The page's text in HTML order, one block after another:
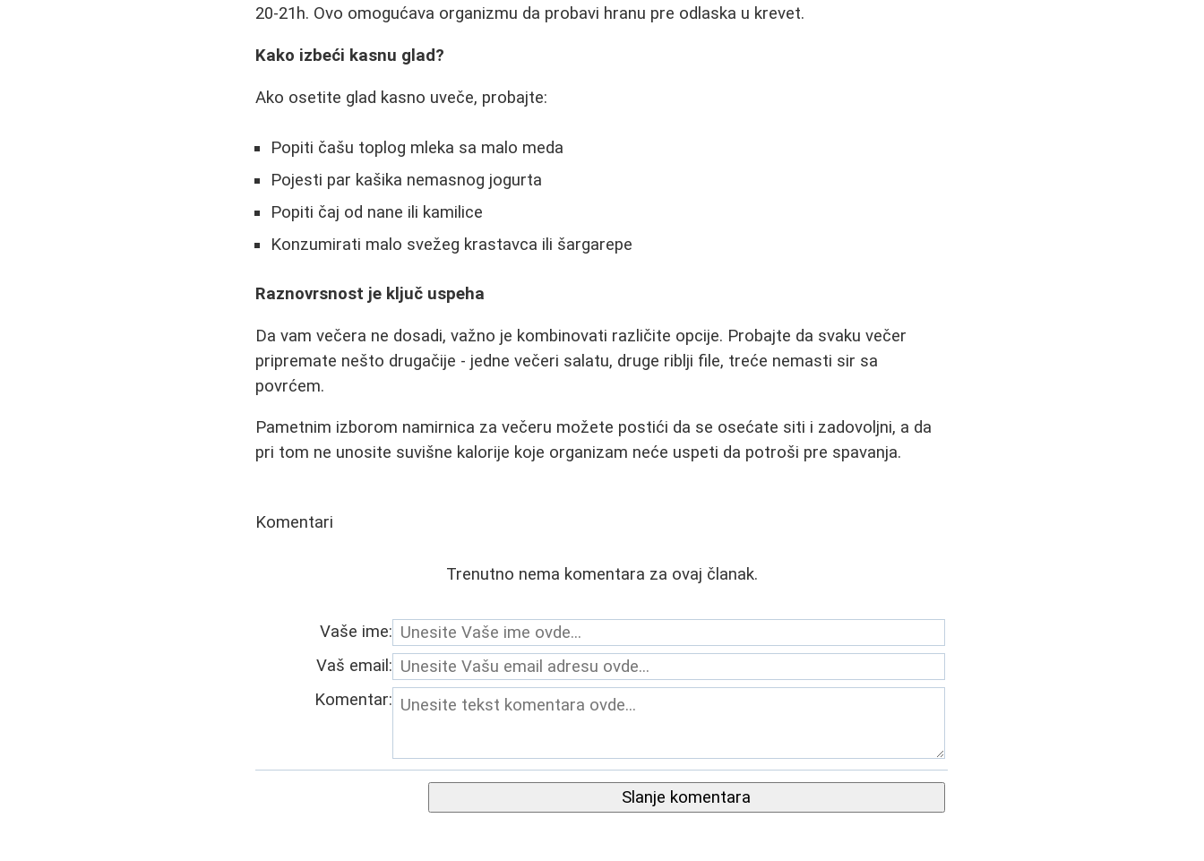
20-21h. Ovo omogućava organizmu da probavi hranu pre odlaska u krevet.
Kako izbeći kasnu glad?
Ako osetite glad kasno uveče, probajte:
Popiti čašu toplog mleka sa malo meda
Pojesti par kašika nemasnog jogurta
Popiti čaj od nane ili kamilice
Konzumirati malo svežeg krastavca ili šargarepe
Raznovrsnost je ključ uspeha
Da vam večera ne dosadi, važno je kombinovati različite opcije. Probajte da svaku večer
pripremate nešto drugačije - jedne večeri salatu, druge riblji file, treće nemasti sir sa
povrćem.
Pametnim izborom namirnica za večeru možete postići da se osećate siti i zadovoljni, a da
pri tom ne unosite suvišne kalorije koje organizam neće uspeti da potroši pre spavanja.
Komentari
Trenutno nema komentara za ovaj članak.
Vaše ime:
Vaš email:
Komentar:
Slanje komentara